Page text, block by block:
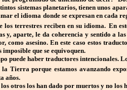
sistemas planetarios, tienen unos
el idioma donde se expresan en cada
los terrestres reciben en su idioma. En
aparte, le da coherencia y sentido a
asesino. En este caso estos
que se equivoquen.
puede haber traductores intencionales.
porque estamos avanzando
años.
otros los han dado por muertos y no